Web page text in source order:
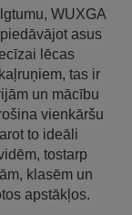
WUXGA
asus
lēcas
tas ir
un mācību
vienkāršu
to ideāli
tostarp
klasēm un
apstākļos.